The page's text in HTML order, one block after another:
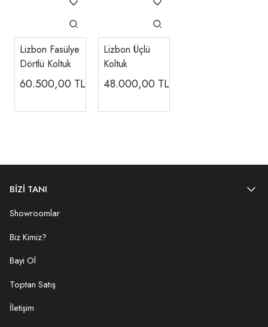
Lizbon Fasülye
Dörtlü Koltuk
60.500,00 TL
Lizbon Üçlü
Koltuk
48.000,00 TL
BİZİ TANI
Showroomlar
Biz Kimiz?
Bayi Ol
Toptan Satış
İletişim